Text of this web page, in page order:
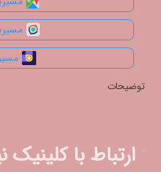
توضیحات
ارتباط با کلینیک